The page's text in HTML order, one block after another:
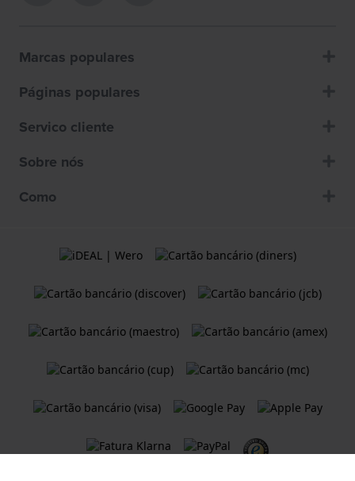
Marcas populares
Páginas populares
Servico cliente
Sobre nós
Como